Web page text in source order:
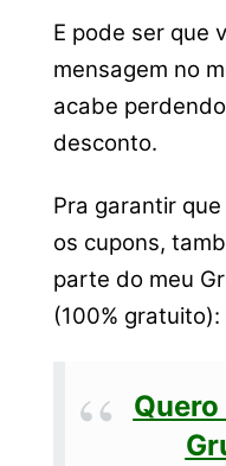
E pode ser que
mensagem no
acabe
desconto.
Pra garantir
os cupons,
parte do meu
(100% gratuito):